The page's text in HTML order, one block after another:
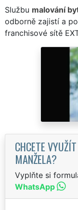
Službu malování
odborně zajistí a
franchisové sítě
CHCETE
MANŽELA?
Vyplňte si
WhatsApp